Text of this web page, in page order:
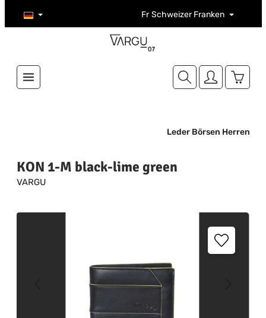
Zum Hauptinhalt springen Fr Schweizer Franken
Leder Börsen Herren
KON 1-M black-lime green
VARGU
Bildergalerie überspringen